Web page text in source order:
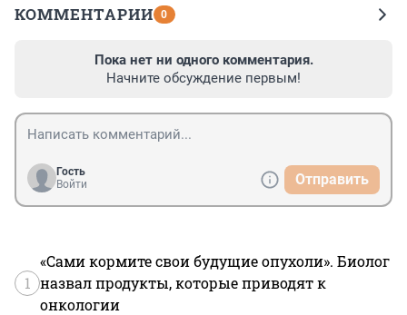
КОММЕНТАРИИ 0
Пока нет ни одного комментария.
Начните обсуждение первым!
Гость
Войти
Отправить
1
«Сами кормите свои будущие опухоли». Биолог
назвал продукты, которые приводят к
онкологии